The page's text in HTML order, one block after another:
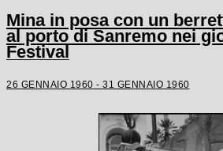
Mina in posa con un
al porto di Sanremo nei
Festival
26 GENNAIO 1960 - 31 GENNAIO 1960